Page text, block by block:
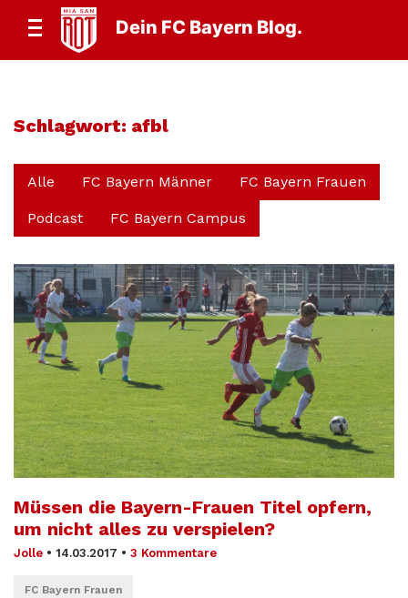
Dein FC Bayern Blog.
Schlagwort: afbl
Alle FC Bayern Männer FC Bayern Frauen
Podcast FC Bayern Campus
Müssen die Bayern-Frauen Titel opfern,
um nicht alles zu verspielen?
Jolle • 14.03.2017 • 3 Kommentare
FC Bayern Frauen